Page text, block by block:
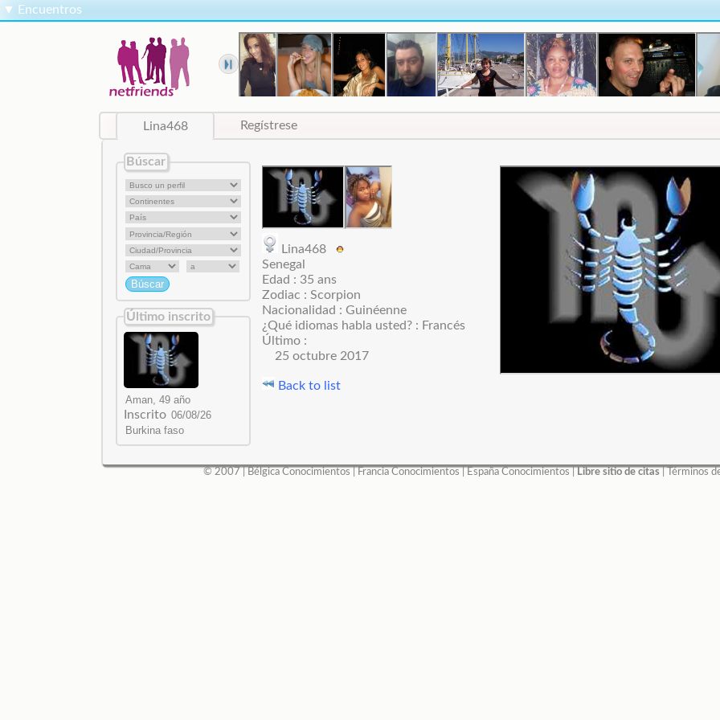
▼ Encuentros
Lina468 Regístrese
Búscar
Último inscrito
Inscrito
Lina468
Senegal
Edad : 35 ans
Zodiac : Scorpion
Nacionalidad : Guinéenne
¿Qué idiomas habla usted? : Francés
Último :
25 octubre 2017
Back to list
© 2007 | Bélgica Conocimientos Francia Conocimientos España Conocimientos Libre sitio de citas Términos